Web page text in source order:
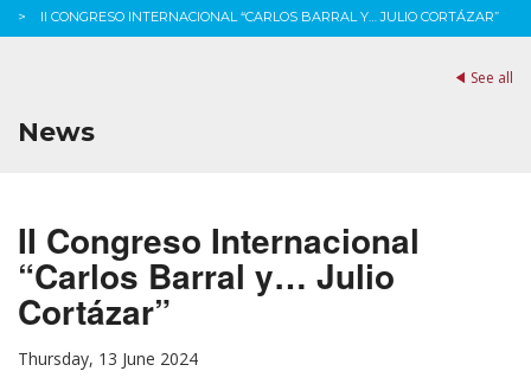
II CONGRESO INTERNACIONAL “CARLOS BARRAL Y… JULIO CORTÁZAR”
See all
News
II Congreso Internacional
“Carlos Barral y… Julio
Cortázar”
Thursday, 13 June 2024